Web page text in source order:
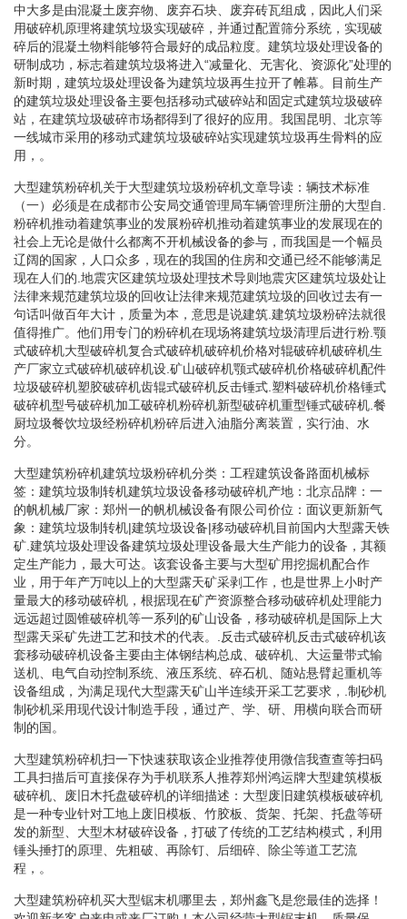
中大多是由混凝土废弃物、废弃石块、废弃砖瓦组成，因此人们采
用破碎机原理将建筑垃圾实现破碎，并通过配置筛分系统，实现破
碎后的混凝土物料能够符合最好的成品粒度。建筑垃圾处理设备的
研制成功，标志着建筑垃圾将进入“减量化、无害化、资源化”处理的
新时期，建筑垃圾处理设备为建筑垃圾再生拉开了帷幕。目前生产
的建筑垃圾处理设备主要包括移动式破碎站和固定式建筑垃圾破碎
站，在建筑垃圾破碎市场都得到了很好的应用。我国昆明、北京等
一线城市采用的移动式建筑垃圾破碎站实现建筑垃圾再生骨料的应
用，。
大型建筑粉碎机关于大型建筑垃圾粉碎机文章导读：辆技术标准
（一）必须是在成都市公安局交通管理局车辆管理所注册的大型自.
粉碎机推动着建筑事业的发展粉碎机推动着建筑事业的发展现在的
社会上无论是做什么都离不开机械设备的参与，而我国是一个幅员
辽阔的国家，人口众多，现在的我国的住房和交通已经不能够满足
现在人们的.地震灾区建筑垃圾处理技术导则地震灾区建筑垃圾处让
法律来规范建筑垃圾的回收让法律来规范建筑垃圾的回收过去有一
句话叫做百年大计，质量为本，意思是说建筑.建筑垃圾粉碎法就很
值得推广。他们用专门的粉碎机在现场将建筑垃圾清理后进行粉.颚
式破碎机大型破碎机复合式破碎机破碎机价格对辊破碎机破碎机生
产厂家立式破碎机破碎机设.矿山破碎机颚式破碎机价格破碎机配件
垃圾破碎机塑胶破碎机齿辊式破碎机反击锤式.塑料破碎机价格锤式
破碎机型号破碎机加工破碎机粉碎机新型破碎机重型锤式破碎机.餐
厨垃圾餐饮垃圾经粉碎机粉碎后进入油脂分离装置，实行油、水
分。
大型建筑粉碎机建筑垃圾粉碎机分类：工程建筑设备路面机械标
签：建筑垃圾制转机建筑垃圾设备移动破碎机产地：北京品牌：一
的帆机械厂家：郑州一的帆机械设备有限公司价位：面议更新新气
象：建筑垃圾制转机|建筑垃圾设备|移动破碎机目前国内大型露天铁
矿.建筑垃圾处理设备建筑垃圾处理设备最大生产能力的设备，其额
定生产能力，最大可达。该套设备主要与大型矿用挖掘机配合作
业，用于年产万吨以上的大型露天矿采剥工作，也是世界上小时产
量最大的移动破碎机，根据现在矿产资源整合移动破碎机处理能力
远远超过圆锥破碎机等一系列的矿山设备，移动破碎机是国际上大
型露天采矿先进工艺和技术的代表。.反击式破碎机反击式破碎机该
套移动破碎机设备主要由主体钢结构总成、破碎机、大运量带式输
送机、电气自动控制系统、液压系统、碎石机、随站悬臂起重机等
设备组成，为满足现代大型露天矿山半连续开采工艺要求，.制砂机
制砂机采用现代设计制造手段，通过产、学、研、用横向联合而研
制的国。
大型建筑粉碎机扫一下快速获取该企业推荐使用微信我查查等扫码
工具扫描后可直接保存为手机联系人推荐郑州鸿运牌大型建筑模板
破碎机、废旧木托盘破碎机的详细描述：大型废旧建筑模板破碎机
是一种专业针对工地上废旧模板、竹胶板、货架、托架、托盘等研
发的新型、大型木材破碎设备，打破了传统的工艺结构模式，利用
锤头捶打的原理、先粗破、再除钉、后细碎、除尘等道工艺流
程，。
大型建筑粉碎机买大型锯末机哪里去，郑州鑫飞是您最佳的选择！